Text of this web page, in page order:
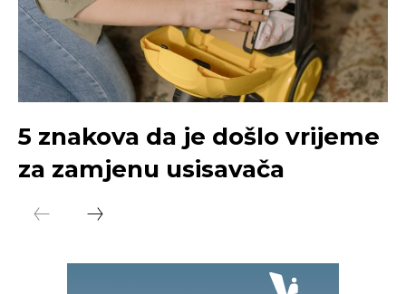
5 znakova da je došlo vrijeme
za zamjenu usisavača